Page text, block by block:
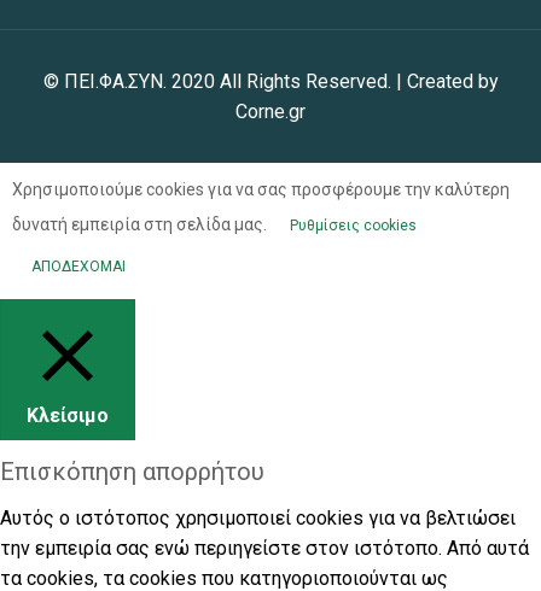
© ΠΕΙ.ΦΑ.ΣΥΝ. 2020 All Rights Reserved. | Created by
Corne.gr
Χρησιμοποιούμε cookies για να σας προσφέρουμε την καλύτερη
δυνατή εμπειρία στη σελίδα μας.
Ρυθμίσεις cookies
ΑΠΟΔΕΧΟΜΑΙ
Κλείσιμο
Επισκόπηση απορρήτου
Αυτός ο ιστότοπος χρησιμοποιεί cookies για να βελτιώσει
την εμπειρία σας ενώ περιηγείστε στον ιστότοπο. Από αυτά
τα cookies, τα cookies που κατηγοριοποιούνται ως